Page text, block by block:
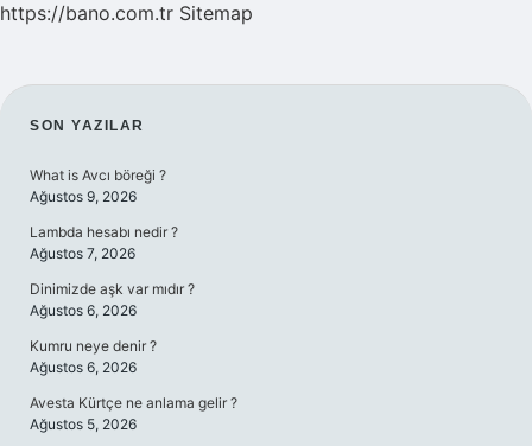
https://bano.com.tr Sitemap
SIDEBAR
SON YAZILAR
What is Avcı böreği ?
Ağustos 9, 2026
Lambda hesabı nedir ?
Ağustos 7, 2026
Dinimizde aşk var mıdır ?
Ağustos 6, 2026
Kumru neye denir ?
Ağustos 6, 2026
Avesta Kürtçe ne anlama gelir ?
Ağustos 5, 2026